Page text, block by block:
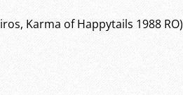
Karma of Happytails 1988 RO)